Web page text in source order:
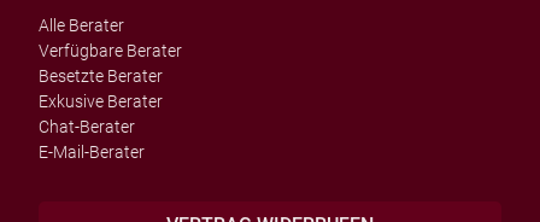
Alle Berater
Verfügbare Berater
Besetzte Berater
Exkusive Berater
Chat-Berater
E-Mail-Berater